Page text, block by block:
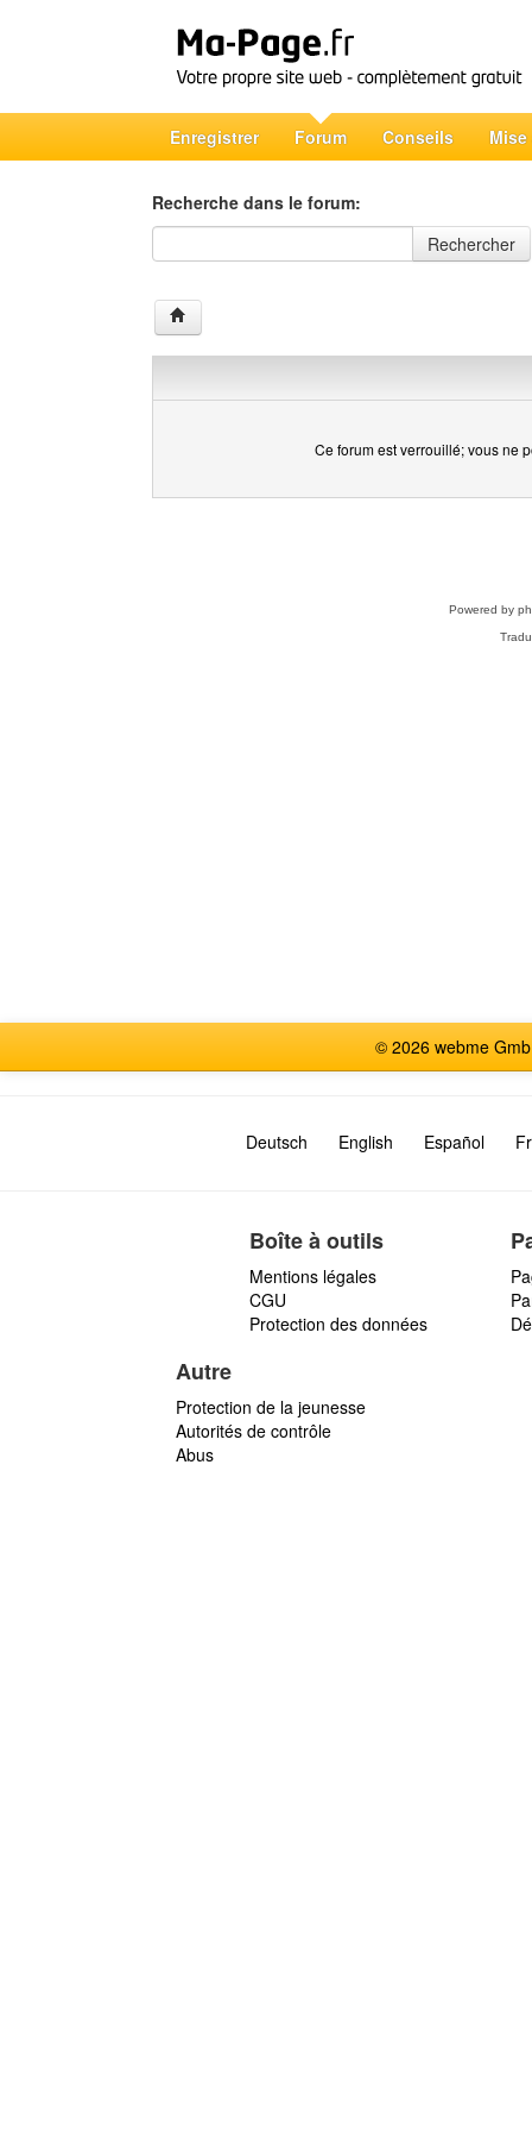
Enregistrer Forum Conseils Mise
Recherche dans le forum:
Recherche dans le forum
Rechercher
Ce forum est verrouillé; vous ne
Powered by
© 2026 webme
Deutsch English Español
Boîte à outils
Mentions légales
CGU
Protection des données
Autre
Protection de la jeunesse
Autorités de contrôle
Abus